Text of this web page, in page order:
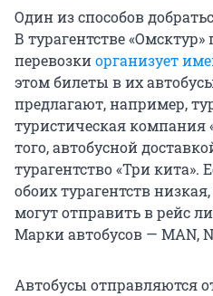
Один из способов
В турагентстве
перевозкиорганизует
этом билеты в их
предлагают, например,
туристическая компания
того, автобусной
турагентство «Три кита».
обоих турагентств
могут отправить в рейс
Марки автобусов — MAN,
Автобусы отправляются